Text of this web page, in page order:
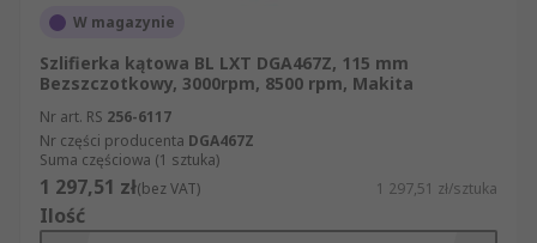
W magazynie
Szlifierka kątowa BL LXT DGA467Z, 115 mm
Bezszczotkowy, 3000rpm, 8500 rpm, Makita
Nr art. RS 256-6117
Nr części producenta DGA467Z
Suma częściowa (1 sztuka)
1 297,51 zł(bez VAT) 1 297,51 zł/sztuka
Ilość